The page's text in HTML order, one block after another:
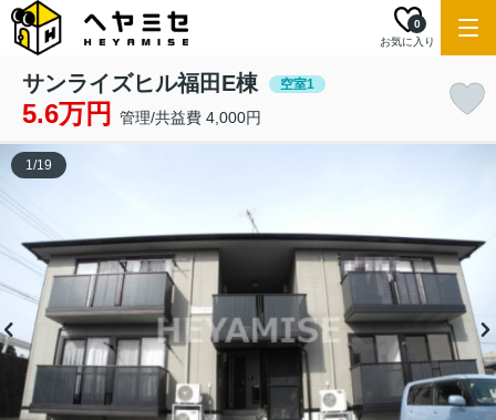
お気に入り
0
サンライズヒル福田E棟 空室1
5.6万円 管理/共益費 4,000円
1/19